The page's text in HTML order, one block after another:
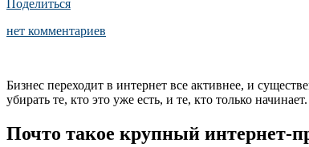
Поделиться
нет комментариев
Бизнес переходит в интернет все активнее, и
убирать те, кто это уже есть, и те, кто только
Почто такое крупный интернет-